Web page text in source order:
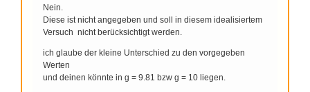
Nein.
Diese ist nicht angegeben und soll in diesem idealisiertem
Versuch nicht berücksichtigt werden.
ich glaube der kleine Unterschied zu den vorgegeben
Werten
und deinen könnte in g = 9.81 bzw g = 10 liegen.